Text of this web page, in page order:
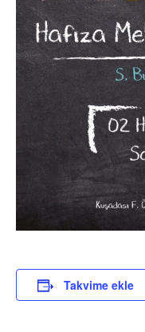
Takvime ekle